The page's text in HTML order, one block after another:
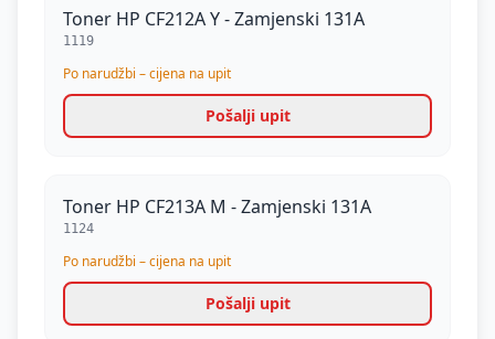
Toner HP CF212A Y - Zamjenski 131A
1119
Po narudžbi – cijena na upit
Pošalji upit
Toner HP CF213A M - Zamjenski 131A
1124
Po narudžbi – cijena na upit
Pošalji upit